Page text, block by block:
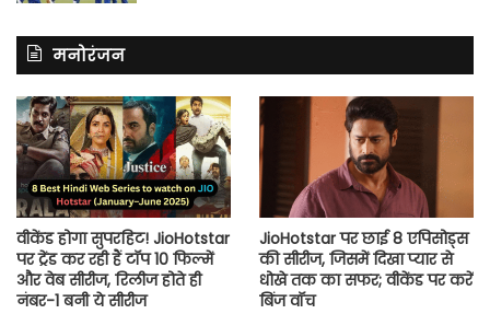
मनोरंजन
वीकेंड होगा सुपरहिट! JioHotstar
पर ट्रेंड कर रही हैं टॉप 10 फिल्में
और वेब सीरीज, रिलीज होते ही
नंबर-1 बनी ये सीरीज
JioHotstar पर छाई 8 एपिसोड्स
की सीरीज, जिसमें दिखा प्यार से
धोखे तक का सफर; वीकेंड पर करें
बिंज वॉच